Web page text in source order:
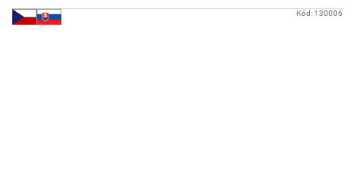
Kód: 130006